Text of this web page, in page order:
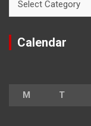
Calendar
M T